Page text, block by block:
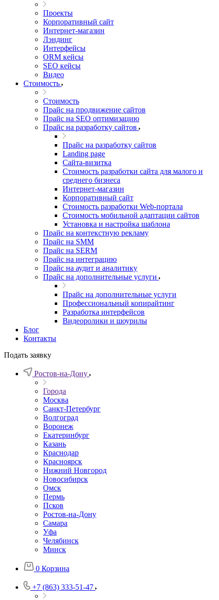
Проекты
Корпоративный сайт
Интернет-магазин
Лэндинг
Интерфейсы
ORM кейсы
SEO кейсы
Видео
Стоимость
Стоимость
Прайс на продвижение сайтов
Прайс на SEO оптимизацию
Прайс на разработку сайтов
Прайс на разработку сайтов
Landing page
Cайта-визитка
Стоимость разработки сайта для малого и
среднего бизнеса
Интернет-магазин
Корпоративный сайт
Стоимость разработки Web-портала
Стоимость мобильной адаптации сайтов
Установка и настройка шаблона
Прайс на контекстную рекламу
Прайс на SMM
Прайс на SERM
Прайс на интеграцию
Прайс на аудит и аналитику
Прайс на дополнительные услуги
Прайс на дополнительные услуги
Профессиональный копирайтинг
Разработка интерфейсов
Видеоролики и шоурилы
Блог
Контакты
Подать заявку
Ростов-на-Дону
Города
Москва
Санкт-Петербург
Волгоград
Воронеж
Екатеринбург
Казань
Краснодар
Красноярск
Нижний Новгород
Новосибирск
Омск
Пермь
Псков
Ростов-на-Дону
Самара
Уфа
Челябинск
Минск
0 Корзина
+7 (863) 333-51-47